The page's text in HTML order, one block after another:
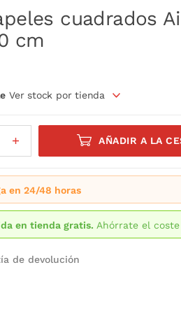
cuadrados
cm
Ver stock por tienda
AÑADIR A LA
en 24/48 horas
en tienda gratis. Ahórrate el
de devolución